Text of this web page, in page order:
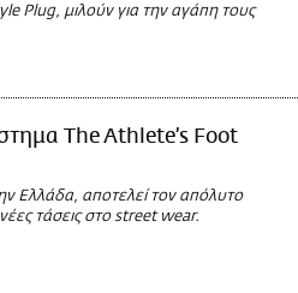
Plug, μιλούν για την αγάπη τους
The Athlete’s Foot
Ελλάδα, αποτελεί τον απόλυτο
τάσεις στο street wear.